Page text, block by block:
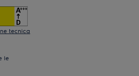
tecnica
le